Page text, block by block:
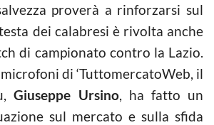
proverà a rinforzarsi sul
dei calabresi è rivolta anche
di campionato contro la Lazio.
di ‘TuttomercatoWeb, il
Giuseppe Ursino, ha fatto un
sul mercato e sulla sfida